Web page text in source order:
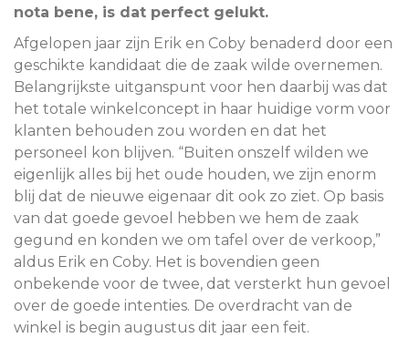
nota bene, is dat perfect gelukt.
Afgelopen jaar zijn Erik en Coby benaderd door een
geschikte kandidaat die de zaak wilde overnemen.
Belangrijkste uitganspunt voor hen daarbij was dat
het totale winkelconcept in haar huidige vorm voor
klanten behouden zou worden en dat het
personeel kon blijven. “Buiten onszelf wilden we
eigenlijk alles bij het oude houden, we zijn enorm
blij dat de nieuwe eigenaar dit ook zo ziet. Op basis
van dat goede gevoel hebben we hem de zaak
gegund en konden we om tafel over de verkoop,”
aldus Erik en Coby. Het is bovendien geen
onbekende voor de twee, dat versterkt hun gevoel
over de goede intenties. De overdracht van de
winkel is begin augustus dit jaar een feit.